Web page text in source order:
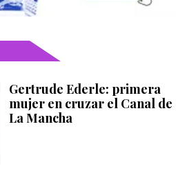
Gertrude Ederle: primera
mujer en cruzar el Canal de
La Mancha